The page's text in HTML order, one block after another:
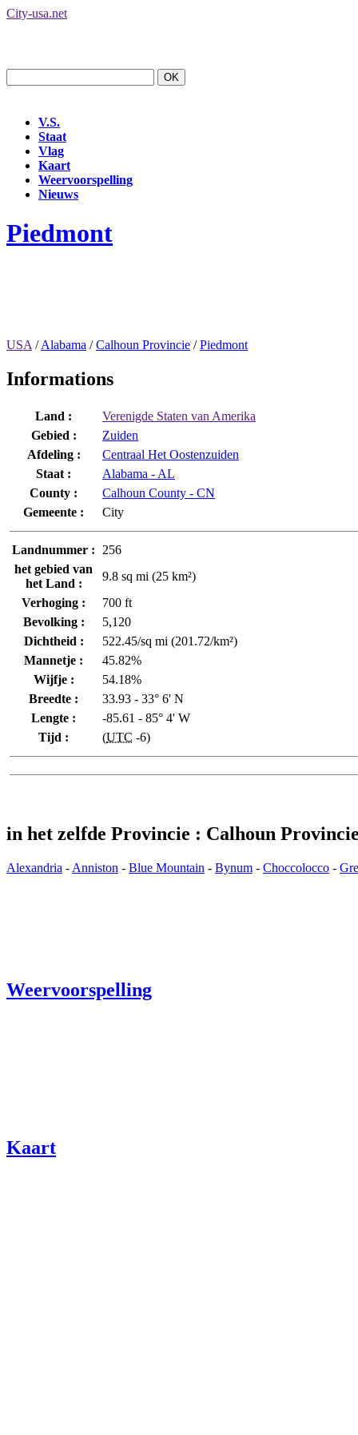
City-usa.net
V.S.
Staat
Vlag
Kaart
Weervoorspelling
Nieuws
Piedmont
USA /Alabama /Calhoun Provincie /Piedmont
Informations
Land :
Verenigde Staten van Amerika
Gebied :
Zuiden
Afdeling :
Centraal Het Oostenzuiden
Staat :
Alabama - AL
County :
Calhoun County - CN
Gemeente :
City
Landnummer :
256
het gebied van
het Land :
9.8 sq mi (25 km²)
Verhoging :
700 ft
Bevolking :
5,120
Dichtheid :
522.45/sq mi (201.72/km²)
Mannetje :
45.82%
Wijfje :
54.18%
Breedte :
33.93 - 33° 6' N
Lengte :
-85.61 - 85° 4' W
Tijd :
(UTC -6)
in het zelfde Provincie : Calhoun
Alexandria - Anniston - Blue Mountain - Bynum - Choccolocco -
Weervoorspelling
Kaart